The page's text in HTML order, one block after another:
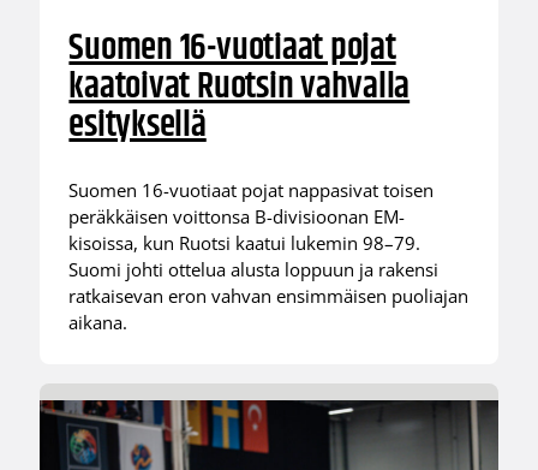
Suomen 16-vuotiaat pojat
kaatoivat Ruotsin vahvalla
esityksellä
Suomen 16-vuotiaat pojat nappasivat toisen
peräkkäisen voittonsa B-divisioonan EM-
kisoissa, kun Ruotsi kaatui lukemin 98–79.
Suomi johti ottelua alusta loppuun ja rakensi
ratkaisevan eron vahvan ensimmäisen puoliajan
aikana.